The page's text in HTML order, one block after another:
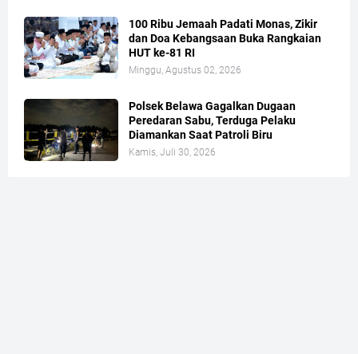
100 Ribu Jemaah Padati Monas, Zikir
dan Doa Kebangsaan Buka Rangkaian
HUT ke-81 RI
Minggu, Agustus 02, 2026
Polsek Belawa Gagalkan Dugaan
Peredaran Sabu, Terduga Pelaku
Diamankan Saat Patroli Biru
Kamis, Juli 30, 2026